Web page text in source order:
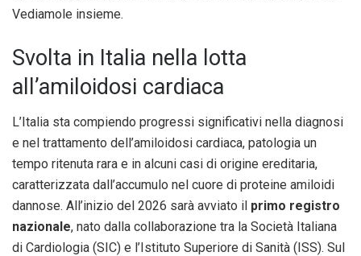
Vediamole insieme.
Svolta in Italia nella lotta
all’amiloidosi cardiaca
L’Italia sta compiendo progressi significativi nella diagnosi
e nel trattamento dell’amiloidosi cardiaca, patologia un
tempo ritenuta rara e in alcuni casi di origine ereditaria,
caratterizzata dall’accumulo nel cuore di proteine amiloidi
dannose. All’inizio del 2026 sarà avviato il primo registro
nazionale, nato dalla collaborazione tra la Società Italiana
di Cardiologia (SIC) e l’Istituto Superiore di Sanità (ISS). Sul